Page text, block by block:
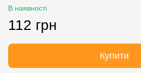
В наявності
112 грн
Купити